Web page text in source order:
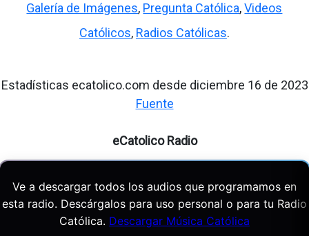
Galería de Imágenes, Pregunta Católica,Videos
Católicos, Radios Católicas.
Estadísticas ecatolico.com desde diciembre 16 de 2023
Fuente
eCatolico Radio